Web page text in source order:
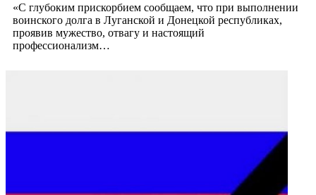
«С глубоким прискорбием сообщаем, что при выполнении
воинского долга в Луганской и Донецкой республиках,
проявив мужество, отвагу и настоящий
профессионализм…